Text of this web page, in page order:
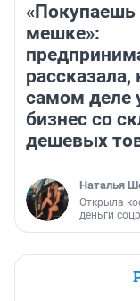
«Покупаешь
мешке»:
рассказала,
самом деле
бизнес со
дешевых
Наталья
Открыла
деньги